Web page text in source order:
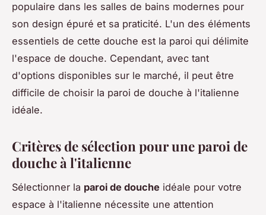
populaire dans les salles de bains modernes pour
son design épuré et sa praticité. L'un des éléments
essentiels de cette douche est la paroi qui délimite
l'espace de douche. Cependant, avec tant
d'options disponibles sur le marché, il peut être
difficile de choisir la paroi de douche à l'italienne
idéale.
Critères de sélection pour une paroi de
douche à l'italienne
Sélectionner la paroi de douche idéale pour votre
espace à l'italienne nécessite une attention